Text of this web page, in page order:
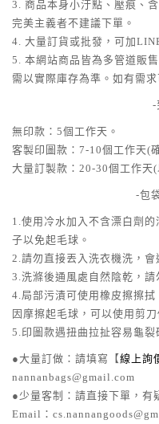
3. 商品本身小汙點、壓痕、
完美主義者不建議下單。
4. 大量訂貨或批發，可加
5. 本網站商品皆為多管道販
需以實際庫存為準。如有需
-
無印款：5個工作天。
客製印圖款：7-10個工作天(
大量訂製款：20-30個工作天
-包
1.使用冷水加入不含漂白劑
子以免起毛球。
2.請勿直接丟入洗衣機洗，會
3.洗滌後通風處自然陰乾，請
4.局部污漬可使用橡皮擦擦
因摩擦起毛球，可以使用剪刀
5.印圖款遇扭曲拉扯容易龜裂
●大量訂做：請填寫【線上詢
nannanbags@gmail.com
●少量客制：請直接下單，有
Email：